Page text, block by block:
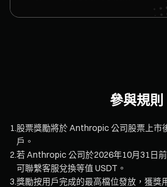
參與規則
1.股票獎勵將於 Anthropic 公司股票上市
戶。
2.若 Anthropic 公司於2026年10月31日
可聯繫客服兌換等值 USDT。
3.獎勵按用戶完成的最高檔位發放，獲獎